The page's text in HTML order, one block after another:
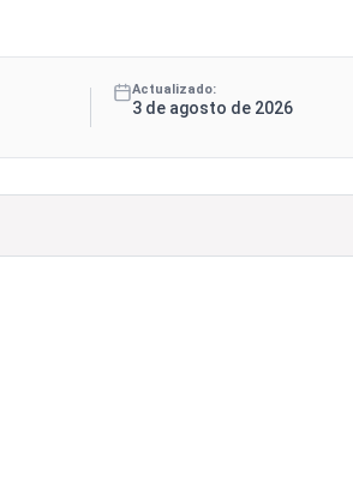
Actualizado:
3 de agosto de 2026